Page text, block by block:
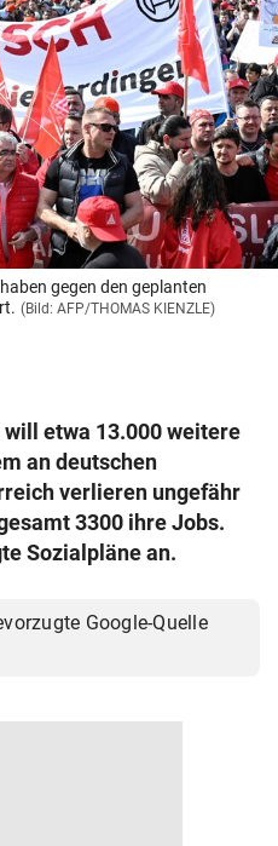
KG 2026
gegen den geplanten
(Bild: AFP/THOMAS KIENZLE)
etwa 13.000 weitere
an deutschen
verlieren ungefähr
3300 ihre Jobs.
Sozialpläne an.
Google-Quelle